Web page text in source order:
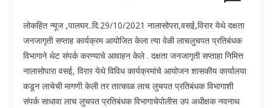
लोकहित न्यूज ,पालघर..दि.29/10/2021 नालासोपरा,वसई,विरार येथे दक्षता
जनजागृती सप्ताह कार्यक्रम आयोजित केला त्या वेळी लाचलुचपत प्रतिबंधक
विभागाने थेट संपर्क करण्याचे आवाहन केले . दक्षता जनजागृती सप्ताहा निमित्त
नालासोपारा वसई, विरार येथे विविध कार्यक्रमांचे आयोजन शासकीय कार्यालया
कडून लाचेची मागणी केली तर तात्काळ लाच लुचपत प्रतिबंधक विभागाशी
संपर्क साधावा लाच लुचपत प्रतिबंधक विभागाचेपोलीस उप अधीक्षक नवनाथ